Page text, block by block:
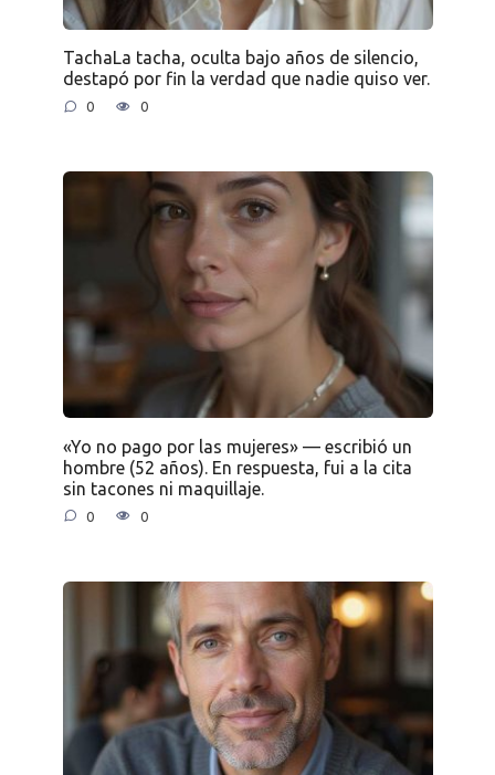
TachaLa tacha, oculta bajo años de silencio,
destapó por fin la verdad que nadie quiso ver.
0 0
«Yo no pago por las mujeres» — escribió un
hombre (52 años). En respuesta, fui a la cita
sin tacones ni maquillaje.
0 0